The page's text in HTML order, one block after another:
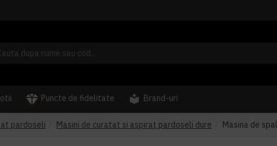
Puncte de fidelitate Brand-uri
pardoseli Masini de curatat si aspirat pardoseli dure Masina de